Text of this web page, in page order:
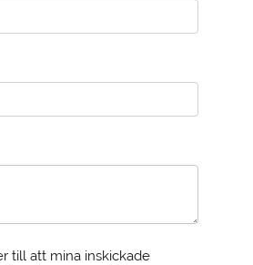
till att mina inskickade